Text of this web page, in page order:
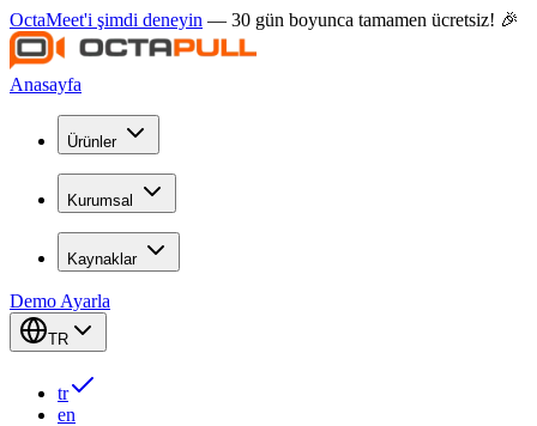
OctaMeet'i şimdi deneyin — 30 gün boyunca tamamen ücretsiz! 🎉
Anasayfa
Ürünler
Kurumsal
Kaynaklar
Demo Ayarla
TR
tr
en